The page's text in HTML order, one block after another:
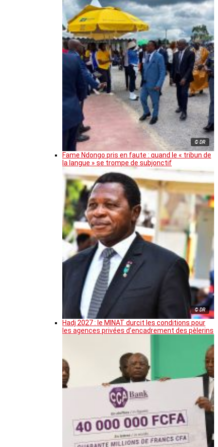
© DR
Fame Ndongo pris en faute : quand le « tribun de
la langue » se trompe de subjonctif
© DR
Hadj 2027 : le MINAT durcit les conditions pour
les agences privées d’encadrement des pèlerins